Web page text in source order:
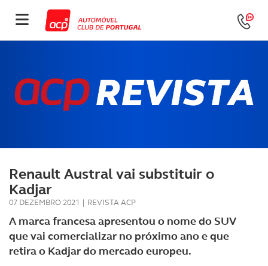
Renault Austral vai substituir o
Kadjar
07 DEZEMBRO 2021 | REVISTA ACP
A marca francesa apresentou o nome do SUV
que vai comercializar no próximo ano e que
retira o Kadjar do mercado europeu.